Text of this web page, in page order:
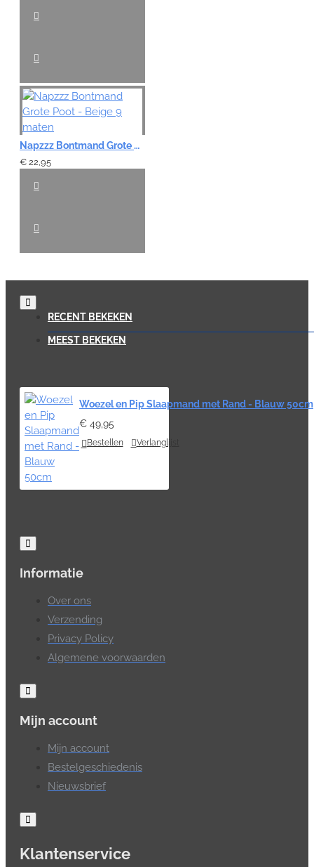
Napzzz Bontmand Grote Poot - Beige 9 maten
€ 22,95
RECENT BEKEKEN
MEEST BEKEKEN
Woezel en Pip Slaapmand met Rand - Blauw 50cm
€ 49,95
Bestellen Verlanglijst
Informatie
Over ons
Verzending
Privacy Policy
Algemene voorwaarden
Mijn account
Mijn account
Bestelgeschiedenis
Nieuwsbrief
Klantenservice